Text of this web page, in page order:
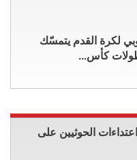
لكرة القدم يتمسّك
كأس...
اعتداءات الحوثيين على